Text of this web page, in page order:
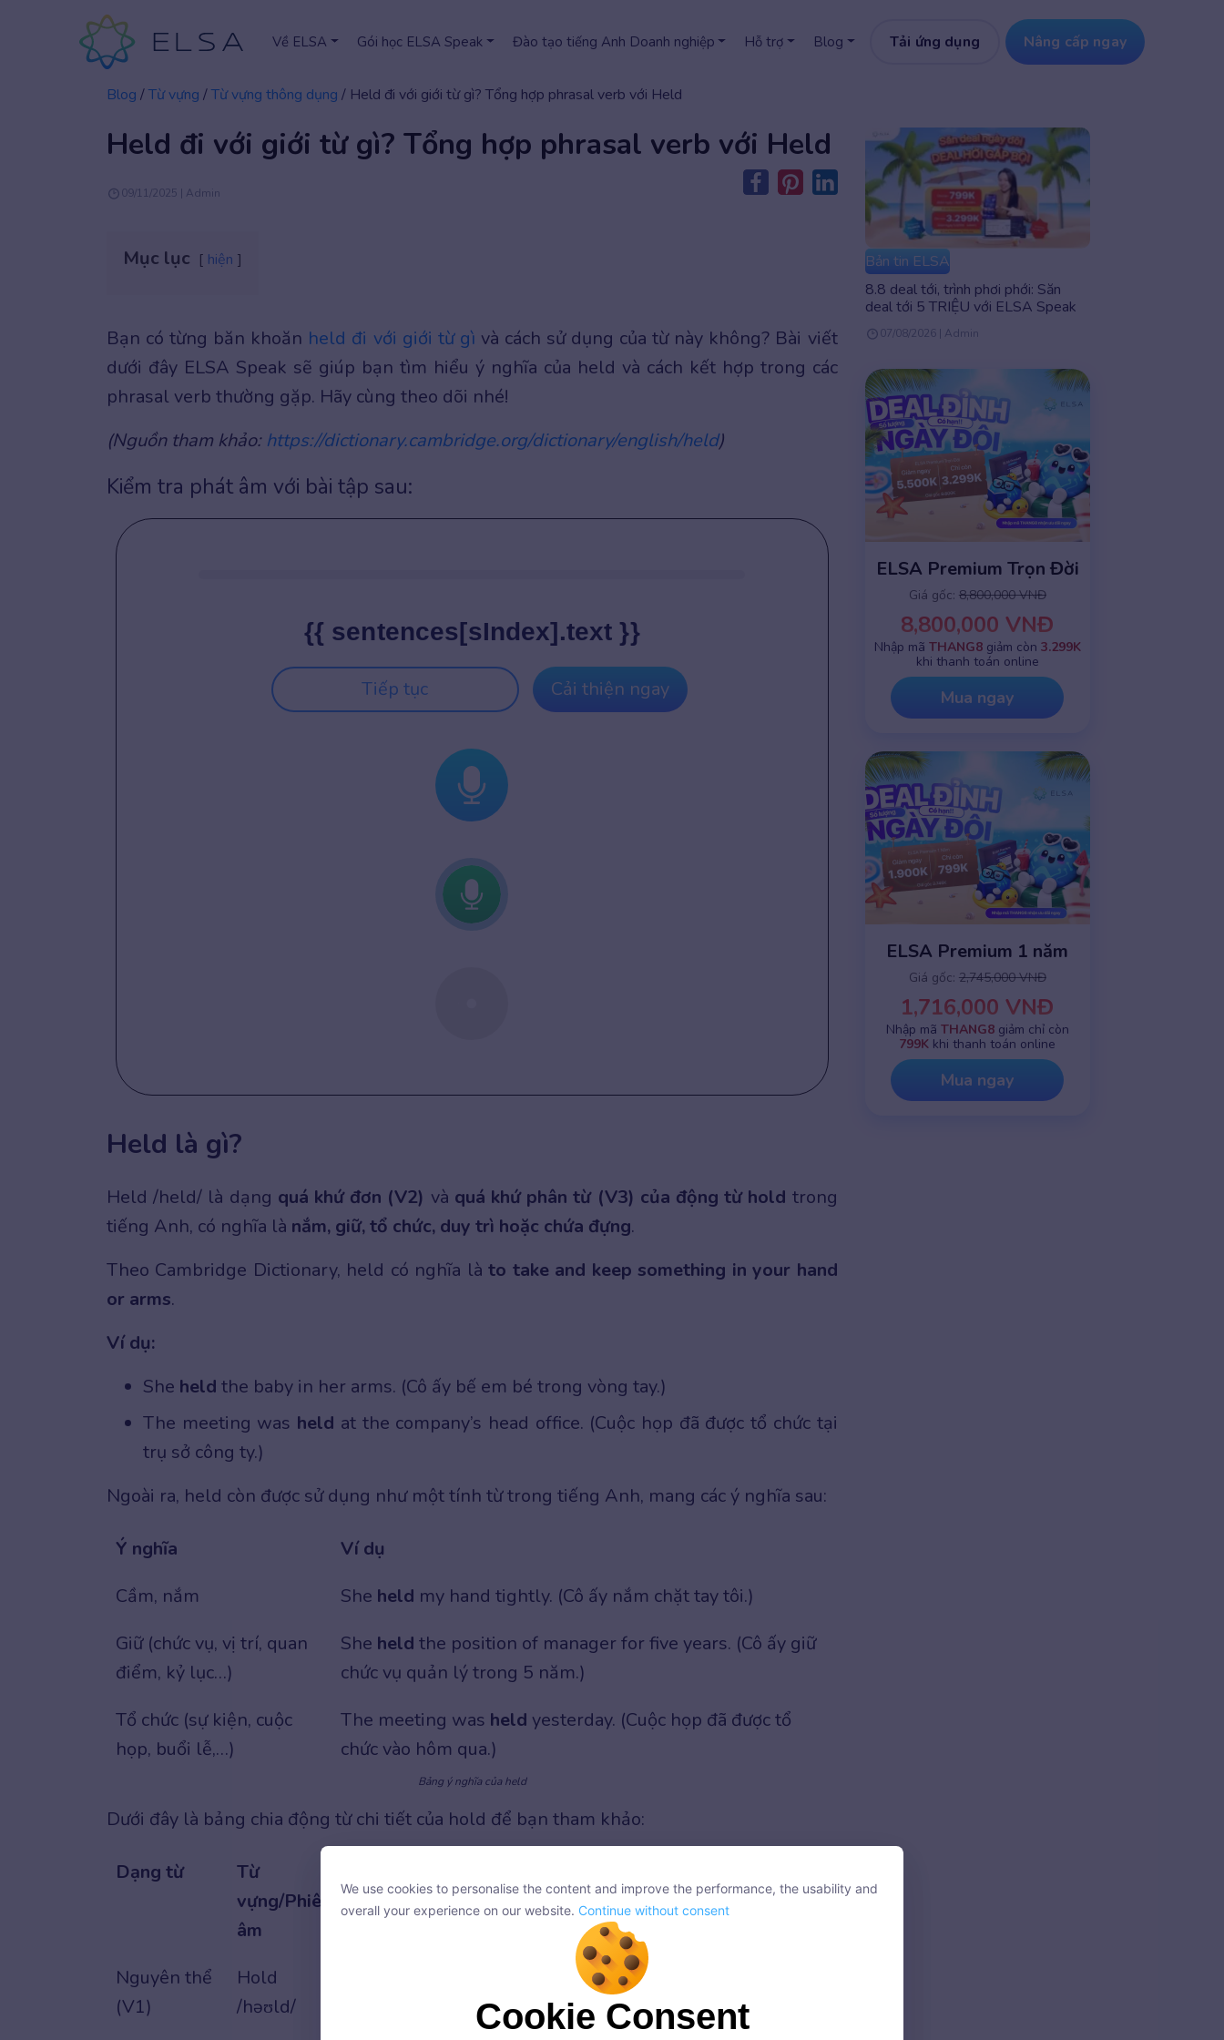
Về ELSA Gói học ELSA Speak Đào tạo tiếng Anh Doanh nghiệp Hỗ trợ Blog Tải ứng dụng Nâng cấp ngay
Blog /Từ vựng /Từ vựng thông dụng / Held đi với giới từ gì? Tổng hợp phrasal verb với Held
Held đi với giới từ gì? Tổng hợp phrasal verb với Held
09/11/2025 | Admin
Mục lục hiện
Bạn có từng băn khoăn held đi với giới từ gì và cách sử dụng của từ này không? Bài viết
dưới đây ELSA Speak sẽ giúp bạn tìm hiểu ý nghĩa của held và cách kết hợp trong các
phrasal verb thường gặp. Hãy cùng theo dõi nhé!
(Nguồn tham khảo: https://dictionary.cambridge.org/dictionary/english/held)
Kiểm tra phát âm với bài tập sau:
{{ sentences[sIndex].text }}
Tiếp tục Cải thiện ngay
Held là gì?
Held /held/ là dạng quá khứ đơn (V2) và quá khứ phân từ (V3) của động từ hold trong
tiếng Anh, có nghĩa là nắm, giữ, tổ chức, duy trì hoặc chứa đựng.
Theo Cambridge Dictionary, held có nghĩa làto take and keep something in your hand
or arms.
Ví dụ:
She held the baby in her arms. (Cô ấy bế em bé trong vòng tay.)
The meeting was held at the company’s head office. (Cuộc họp đã được tổ chức tại
trụ sở công ty.)
Ngoài ra, held còn được sử dụng như một tính từ trong tiếng Anh, mang các ý nghĩa sau:
Ý nghĩa
Ví dụ
Cầm, nắm
She held my hand tightly. (Cô ấy nắm chặt tay tôi.)
Giữ (chức vụ, vị trí, quan
điểm, kỷ lục…)
She held the position of manager for five years. (Cô ấy giữ
chức vụ quản lý trong 5 năm.)
Tổ chức (sự kiện, cuộc
họp, buổi lễ,…)
The meeting was held yesterday. (Cuộc họp đã được tổ
chức vào hôm qua.)
Bảng ý nghĩa của held
Dưới đây là bảng chia động từ chi tiết của hold để bạn tham khảo:
Dạng từ
Từ
vựng/Phiên
âm
Nguyên thể
(V1)
Hold
/həʊld/
the door open for others. (Anh ấy luôn
giữ cửa mở cho người khác.)
Bản tin ELSA
8.8 deal tới, trình phơi phới: Săn
deal tới 5 TRIỆU với ELSA Speak
07/08/2026 | Admin
ELSA Premium Trọn Đời
Giá gốc: 8,800,000 VNĐ
8,800,000 VNĐ
Nhập mã THANG8giảm còn 3.299K
khi thanh toán online
Mua ngay
ELSA Premium 1 năm
Giá gốc: 2,745,000 VNĐ
1,716,000 VNĐ
Nhập mã THANG8giảm chỉ còn
799K khi thanh toán online
Mua ngay
We use cookies to personalise the content and improve the performance, the usability and
overall your experience on our website.
Continue without consent
Cookie Consent
We use cookies to personalise the content and improve the performance, the usability and
overall your experience on our website. Continue without consent
Cookie Consent